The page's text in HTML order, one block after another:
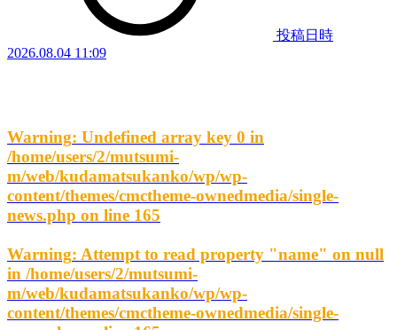
投稿日時
2026.08.04 11:09
Warning: Undefined array key 0 in
/home/users/2/mutsumi-
m/web/kudamatsukanko/wp/wp-
content/themes/cmctheme-ownedmedia/single-
news.php on line 165
Warning: Attempt to read property "name" on null
in /home/users/2/mutsumi-
m/web/kudamatsukanko/wp/wp-
content/themes/cmctheme-ownedmedia/single-